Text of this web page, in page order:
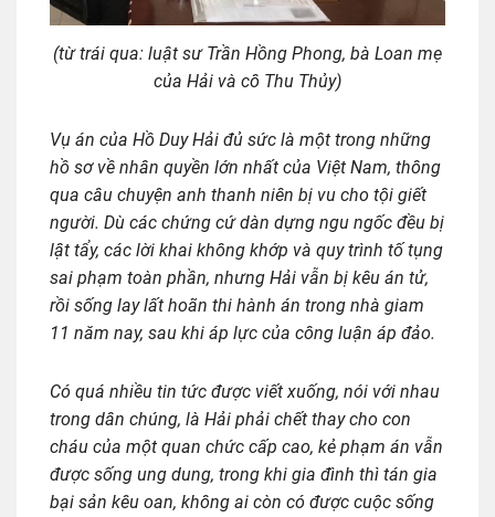
(từ trái qua: luật sư Trần Hồng Phong, bà Loan mẹ
của Hải và cô Thu Thủy)
Vụ án của Hồ Duy Hải đủ sức là một trong những
hồ sơ về nhân quyền lớn nhất của Việt Nam, thông
qua câu chuyện anh thanh niên bị vu cho tội giết
người. Dù các chứng cứ dàn dựng ngu ngốc đều bị
lật tẩy, các lời khai không khớp và quy trình tố tụng
sai phạm toàn phần, nhưng Hải vẫn bị kêu án tử,
rồi sống lay lất hoãn thi hành án trong nhà giam
11 năm nay, sau khi áp lực của công luận áp đảo.
Có quá nhiều tin tức được viết xuống, nói với nhau
trong dân chúng, là Hải phải chết thay cho con
cháu của một quan chức cấp cao, kẻ phạm án vẫn
được sống ung dung, trong khi gia đình thì tán gia
bại sản kêu oan, không ai còn có được cuộc sống